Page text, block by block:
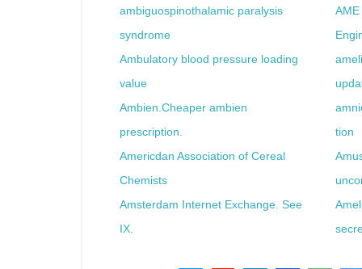
ambiguospinothalamic paralysis
syndrome
Ambulatory blood pressure loading
value
Ambien.Cheaper ambien
prescription.
tion
Americdan Association of Cereal
Chemists
Amsterdam Internet Exchange. See
IX.